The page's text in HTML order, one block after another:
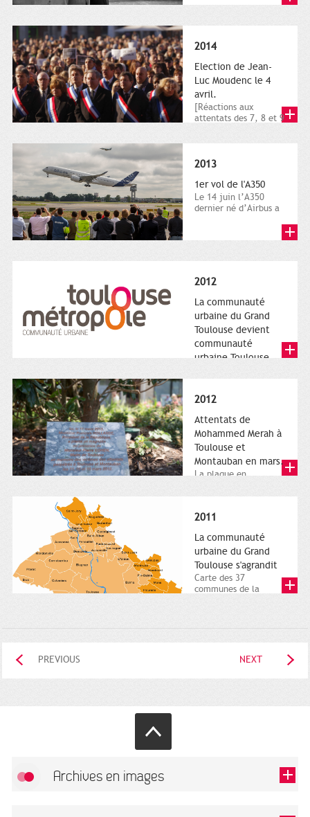
2014
Election de Jean-
Luc Moudenc le 4
avril.
[Réactions aux
attentats des 7, 8 et 9
2013
1er vol de l'A350
Le 14 juin l’A350
dernier né d’Airbus a
2012
La communauté
urbaine du Grand
Toulouse devient
communauté
urbaine Toulouse
Métropole,
représentant l'anneau
de Moëbius.
2012
Attentats de
Mohammed Merah à
Toulouse et
Montauban en mars.
La plaque en
Charles-de-Gaulle.
2011
La communauté
urbaine du Grand
Toulouse s'agrandit
Carte des 37
communes de la
PREVIOUS NEXT
Archives en images